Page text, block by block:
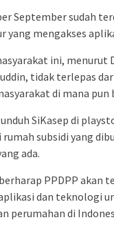
September sudah
yang mengakses
ini, menurut
tidak terlepas
di mana pun
SiKasep di
rumah subsidi yang
ada.
PPDPP akan
dan teknologi
perumahan di